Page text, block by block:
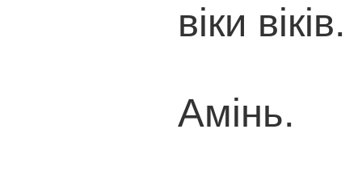
віки віків.
Амінь.